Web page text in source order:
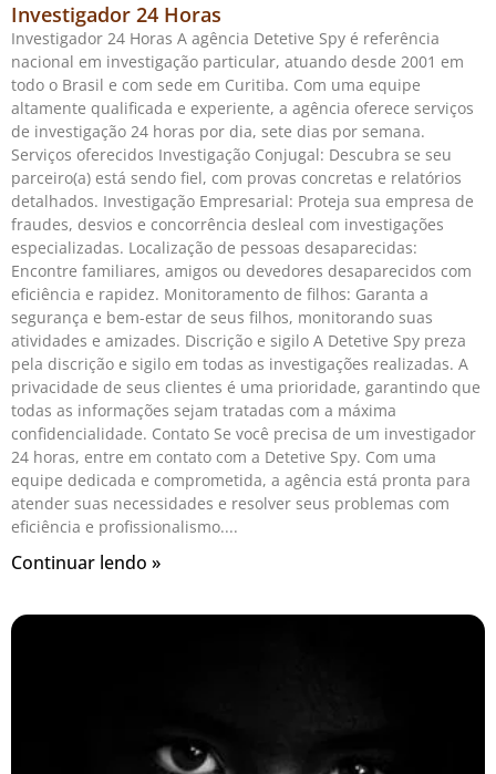
Investigador 24 Horas
Investigador 24 Horas A agência Detetive Spy é referência
nacional em investigação particular, atuando desde 2001 em
todo o Brasil e com sede em Curitiba. Com uma equipe
altamente qualificada e experiente, a agência oferece serviços
de investigação 24 horas por dia, sete dias por semana.
Serviços oferecidos Investigação Conjugal: Descubra se seu
parceiro(a) está sendo fiel, com provas concretas e relatórios
detalhados. Investigação Empresarial: Proteja sua empresa de
fraudes, desvios e concorrência desleal com investigações
especializadas. Localização de pessoas desaparecidas:
Encontre familiares, amigos ou devedores desaparecidos com
eficiência e rapidez. Monitoramento de filhos: Garanta a
segurança e bem-estar de seus filhos, monitorando suas
atividades e amizades. Discrição e sigilo A Detetive Spy preza
pela discrição e sigilo em todas as investigações realizadas. A
privacidade de seus clientes é uma prioridade, garantindo que
todas as informações sejam tratadas com a máxima
confidencialidade. Contato Se você precisa de um investigador
24 horas, entre em contato com a Detetive Spy. Com uma
equipe dedicada e comprometida, a agência está pronta para
atender suas necessidades e resolver seus problemas com
eficiência e profissionalismo.
Continuar lendo »